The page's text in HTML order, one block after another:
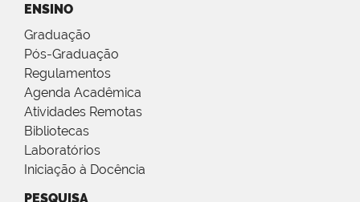
ENSINO
Graduação
Pós-Graduação
Regulamentos
Agenda Acadêmica
Atividades Remotas
Bibliotecas
Laboratórios
Iniciação à Docência
PESQUISA